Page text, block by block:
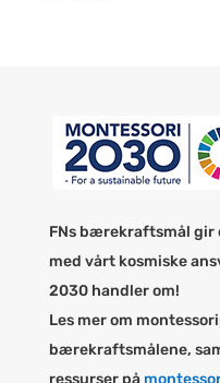
FNs bærekraftsmål gir
med vårt kosmiske
2030 handler om!
Les mer om
bærekraftsmålene,
ressurser på